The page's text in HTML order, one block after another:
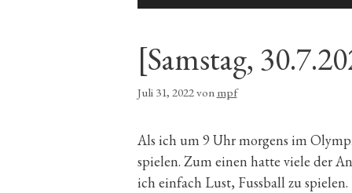
[Samstag,
Juli 31, 2022von mpf
Als ich um 9 Uhr morgens im
spielen. Zum einen hatte viele der
ich einfach Lust, Fussball zu spielen.